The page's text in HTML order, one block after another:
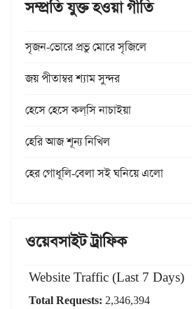
সম্প্রতি যুক্ত হওয়া গীতি
সৃজন-ভোরে প্রভু মোরে সৃজিলে
জয় পীতাম্বর শ্যাম সুন্দর
হেসে হেসে কল্‌সি নাচাইয়া
হেরি আজ শূন্য নিখিল
হের গোধূলি-বেলা সই ঘনিয়ে এলো
ওয়েবসাইট ট্রাফিক
Website Traffic (Last 7 Days)
Total Requests: 2,346,394